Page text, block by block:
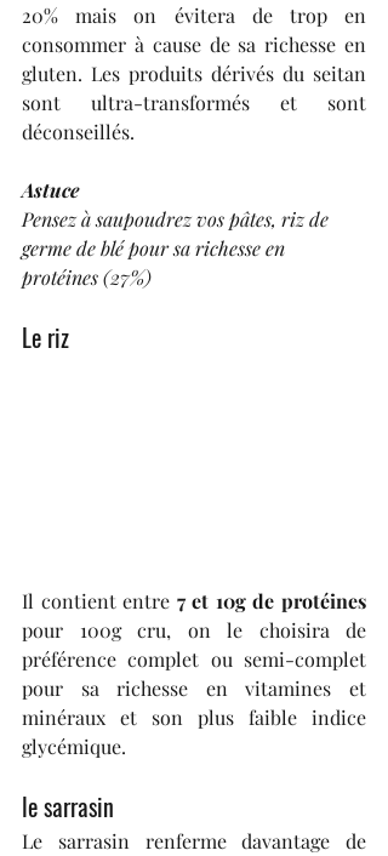
20% mais on évitera de trop en
consommer à cause de sa richesse en
gluten. Les produits dérivés du seitan
sont ultra-transformés et sont
déconseillés.
Astuce
Pensez à saupoudrez vos pâtes, riz de
germe de blé pour sa richesse en
protéines (27%)
Le riz
Il contient entre 7 et 10g de protéines
pour 100g cru, on le choisira de
préférence complet ou semi-complet
pour sa richesse en vitamines et
minéraux et son plus faible indice
glycémique.
le sarrasin
Le sarrasin renferme davantage de